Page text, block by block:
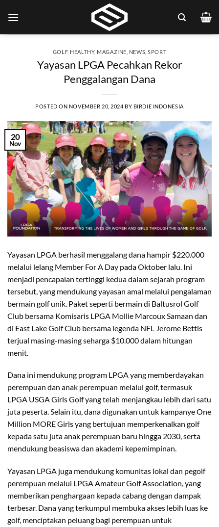
GOLF, HEALTHY, MAGAZINE NEWS ,SPORT
Yayasan LPGA Pecahkan Rekor
Penggalangan Dana
POSTED ON NOVEMBER 20, 2024 BY BIRDIE INDONESIA
20
Nov
Yayasan LPGA berhasil menggalang dana hampir $220.000
melalui lelang Member For A Day pada Oktober lalu. Ini
menjadi pencapaian tertinggi kedua dalam sejarah program
tersebut, yang mendukung yayasan amal melalui pengalaman
bermain golf unik. Paket seperti bermain di Baltusrol Golf
Club bersama Komisaris LPGA Mollie Marcoux Samaan dan
di East Lake Golf Club bersama legenda NFL Jerome Bettis
terjual masing-masing seharga $10.000 dalam hitungan
menit.
Dana ini mendukung program LPGA yang memberdayakan
perempuan dan anak perempuan melalui golf, termasuk
LPGA USGA Girls Golf yang telah menjangkau lebih dari satu
juta peserta. Selain itu, dana digunakan untuk kampanye One
Million MORE Girls yang bertujuan memperkenalkan golf
kepada satu juta anak perempuan baru hingga 2030, serta
mendukung beasiswa dan akademi kepemimpinan.
Yayasan LPGA juga mendukung komunitas lokal dan pegolf
perempuan melalui LPGA Amateur Golf Association, yang
memberikan penghargaan kepada cabang dengan dampak
terbesar. Dana yang terkumpul membuka akses lebih luas ke
golf, menciptakan peluang bagi perempuan untuk